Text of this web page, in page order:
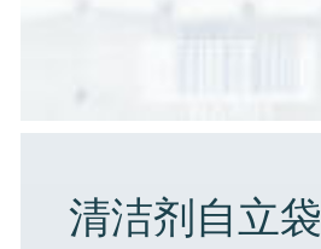
清洁剂自立袋